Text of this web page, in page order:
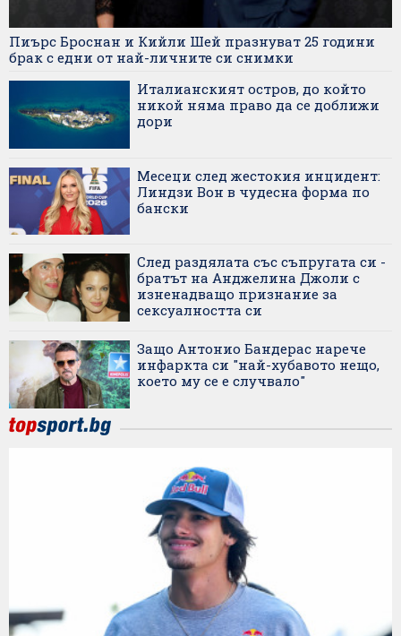
Пиърс Броснан и Кийли Шей празнуват 25 години
брак с едни от най-личните си снимки
Италианският остров, до който
никой няма право да се доближи
дори
Месеци след жестокия инцидент:
Линдзи Вон в чудесна форма по
бански
След раздялата със съпругата си -
братът на Анджелина Джоли с
изненадващо признание за
сексуалността си
Защо Антонио Бандерас нарече
инфаркта си "най-хубавото нещо,
което му се е случвало"